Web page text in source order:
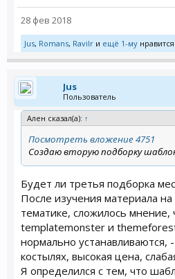
28 фев 2018
Jus, Romans, Ravilr и ещё 1-му
Jus
Пользователь
Ален сказал(а): ↑
Посмотреть вложение 4751
Создаю вторую подборку
Будет ли третья подборка
После изучения материала
тематике, сложилось
templatemonster и
нормально устанавливаются,
костылях, высокая цена,
Я определился с тем, что